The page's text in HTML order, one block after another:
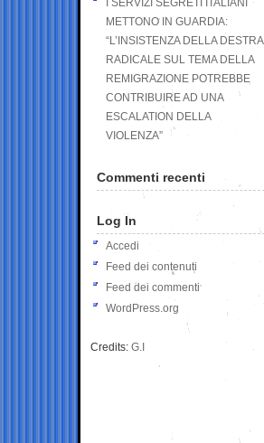
I SERVIZI SEGRETI ITALIANI
METTONO IN GUARDIA:
“L’INSISTENZA DELLA DESTRA
RADICALE SUL TEMA DELLA
REMIGRAZIONE POTREBBE
CONTRIBUIRE AD UNA
ESCALATION DELLA
VIOLENZA”
Commenti recenti
Log In
Accedi
Feed dei contenuti
Feed dei commenti
WordPress.org
Credits: G.I